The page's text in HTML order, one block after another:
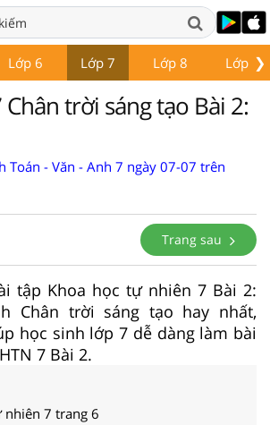
❯
Lớp 6 Lớp 7 Lớp 8 Lớp 9
Chân trời sáng tạo Bài 2:
Toán - Văn - Anh 7 ngày 07-07 trên
Trang sau
tập Khoa học tự nhiên 7 Bài 2:
Chân trời sáng tạo hay nhất,
học sinh lớp 7 dễ dàng làm bài
7 Bài 2.
nhiên 7 trang 6